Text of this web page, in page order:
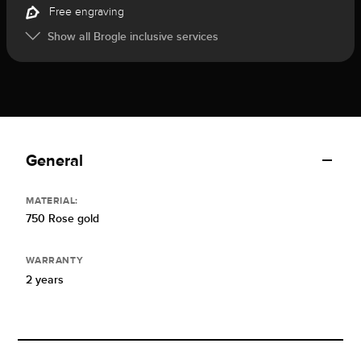
Free engraving
Show all Brogle inclusive services
General
MATERIAL:
750 Rose gold
WARRANTY
2 years